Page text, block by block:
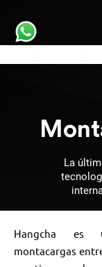
La
Hangcha es
montacargas